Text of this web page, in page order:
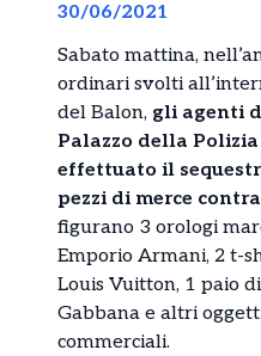
30/06/2021
Sabato mattina,
ordinari svolti
del Balon, gli agenti
Palazzo della
effettuato il
pezzi di merce
figurano 3 orologi
Emporio Armani, 2 t-
Louis Vuitton, 1 paio
Gabbana e altri
commerciali.